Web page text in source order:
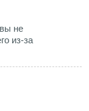
не
из-за